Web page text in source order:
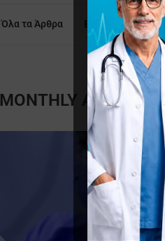
Όλα τα Άρθρα Επικαιρότητα
MONTHLY ARCHIVES